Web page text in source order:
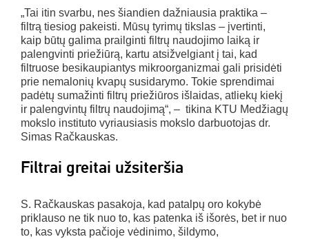
„Tai itin svarbu, nes šiandien dažniausia praktika –
filtrą tiesiog pakeisti. Mūsų tyrimų tikslas – įvertinti,
kaip būtų galima prailginti filtrų naudojimo laiką ir
palengvinti priežiūrą, kartu atsižvelgiant į tai, kad
filtruose besikaupiantys mikroorganizmai gali prisidėti
prie nemalonių kvapų susidarymo. Tokie sprendimai
padėtų sumažinti filtrų priežiūros išlaidas, atliekų kiekį
ir palengvintų filtrų naudojimą“, – tikina KTU Medžiagų
mokslo instituto vyriausiasis mokslo darbuotojas dr.
Simas Račkauskas.
Filtrai greitai užsiteršia
S. Račkauskas pasakoja, kad patalpų oro kokybė
priklauso ne tik nuo to, kas patenka iš išorės, bet ir nuo
to, kas vyksta pačioje vėdinimo, šildymo,